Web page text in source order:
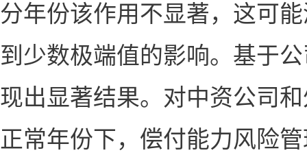
分年份该作用不显著，这可
到少数极端值的影响。基于
现出显著结果。对中资公司
正常年份下，偿付能力风险